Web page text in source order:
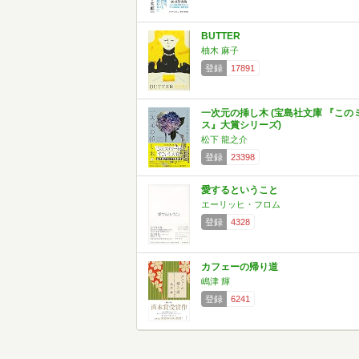
BUTTER
柚木 麻子
登録
17891
一次元の挿し木 (宝島社文庫 『この
ス』大賞シリーズ)
松下 龍之介
登録
23398
愛するということ
エーリッヒ・フロム
登録
4328
カフェーの帰り道
嶋津 輝
登録
6241